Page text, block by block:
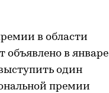
в области
в январе
один
премии